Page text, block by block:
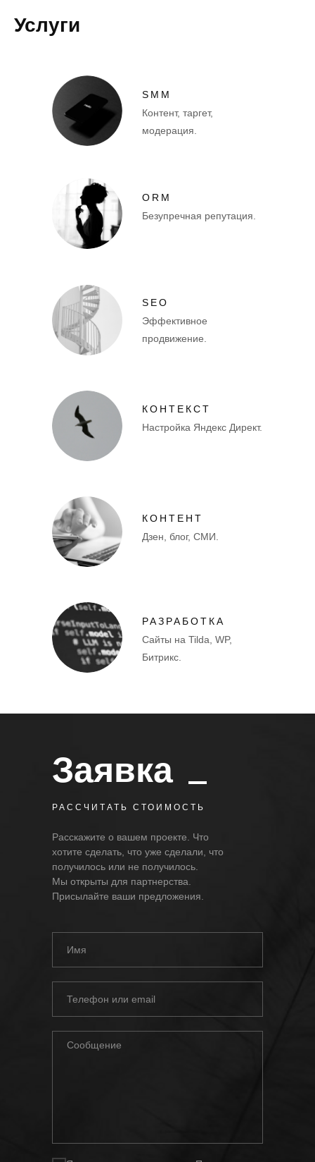
Услуги
Контент, таргет,
модерация.
Безупречная репутация.
Эффективное
продвижение.
SMM
ORM
SEO
Настройка Яндекс Директ.
Дзен, блог, СМИ.
Сайты на Tilda, WP,
Битрикс.
КОНТЕКСТ
РАЗРАБОТКА
КОНТЕНТ
Заявка
РАССЧИТАТЬ СТОИМОСТЬ
Расскажите о вашем проекте. Что
хотите сделать, что уже сделали, что
получилось или не получилось.
Мы открыты для партнерства.
Присылайте ваши предложения.